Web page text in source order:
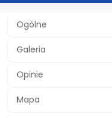
Ogólne
Galeria
Opinie
Mapa